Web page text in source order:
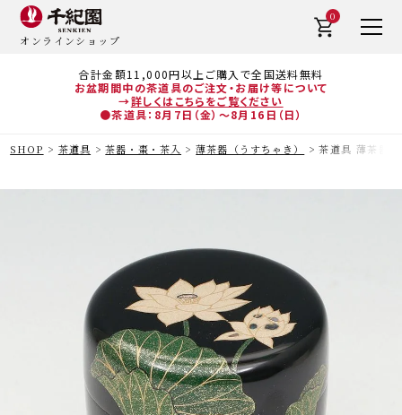
合計金額11,000円以上ご購入で全国送料無料
お盆期間中の茶道具のご注文・お届け等について
→詳しくはこちらをご覧ください
●茶道具：8月7日（金）～8月16日（日）
オンラインショップ
0
SHOP 茶道具 茶器・棗・茶入 薄茶器（うすちゃき） 茶道具 薄茶器